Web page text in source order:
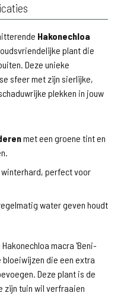
Hakonechloa
plant die
Deze unieke
sfeer met zijn sierlijke,
plekken in jouw
met een groene tint en
winterhard, perfect voor
water geven houdt
macra 'Beni-
die een extra
Deze plant is de
zijn tuin wil verfraaien